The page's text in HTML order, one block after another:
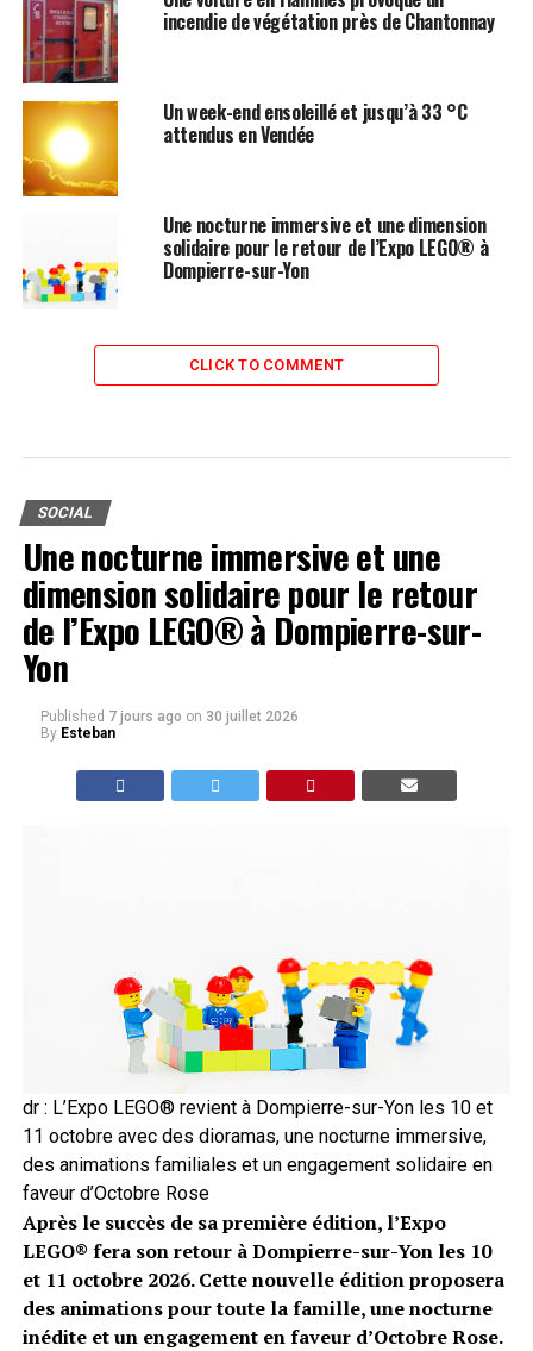
incendie de végétation près de Chantonnay
Un week-end ensoleillé et jusqu’à 33 °C
attendus en Vendée
Une nocturne immersive et une dimension
solidaire pour le retour de l’Expo LEGO® à
Dompierre-sur-Yon
CLICK TO COMMENT
SOCIAL
Une nocturne immersive et une
dimension solidaire pour le retour
de l’Expo LEGO® à Dompierre-sur-
Yon
Published 7 jours ago on 30 juillet 2026
By Esteban
dr : L’Expo LEGO® revient à Dompierre-sur-Yon les 10 et
11 octobre avec des dioramas, une nocturne immersive,
des animations familiales et un engagement solidaire en
faveur d’Octobre Rose
Après le succès de sa première édition, l’Expo
LEGO® fera son retour à Dompierre-sur-Yon les 10
et 11 octobre 2026. Cette nouvelle édition proposera
des animations pour toute la famille, une nocturne
inédite et un engagement en faveur d’Octobre Rose.